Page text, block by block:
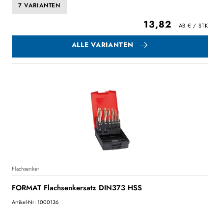
7 VARIANTEN
13,82
ALLE VARIANTEN
Flachsenker
FORMAT Flachsenkersatz DIN373 HSS
Artikel-Nr: 1000136